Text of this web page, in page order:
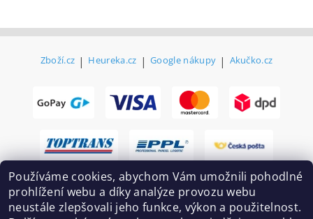
Zboží.cz | Heureka.cz | Google nákupy | Akučko.cz
Používáme cookies, abychom Vám umožnili pohodlné
prohlížení webu a díky analýze provozu webu
neustále zlepšovali jeho funkce, výkon a použitelnost.